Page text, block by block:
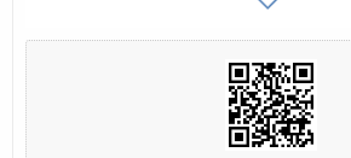
全球比特币交易禁用的典
辑
全球已有多个国家实施不同程度的比